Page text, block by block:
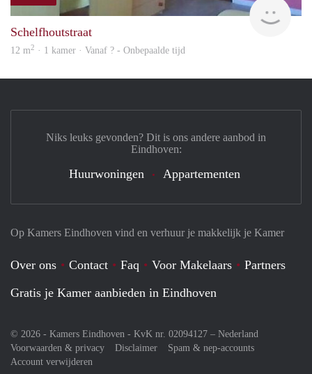
Schelfhoutstraat
12 m2 · 1 kamer · Vanaf ? - Onbepaalde tijd
Op Kamers Eindhoven vind en verhuur je makkelijk je Kamer
Over ons Contact Faq Voor Makelaars
Partners
Gratis je Kamer aanbieden in Eindhoven
© 2026 - Kamers Eindhoven - KvK nr. 02094127 – Nederland
Voorwaarden & privacy
Disclaimer
Spam & nep-accounts
Account verwijderen
Niks leuks gevonden? Dit is ons andere aanbod in
Eindhoven:
Huurwoningen Appartementen